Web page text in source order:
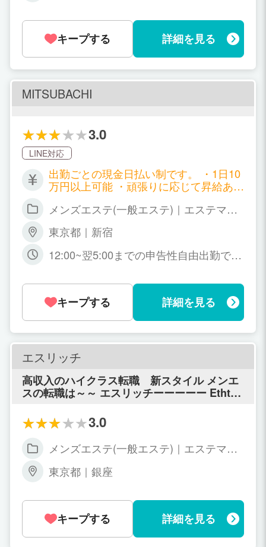
キープする 詳細を見る
MITSUBACHI
3.0
LINE対応
出勤ごとの現金日払い制です。 ・1日10
万円以上可能 ・頑張りに応じて昇給あり
メンズエステ(一般エステ)｜エステマッ
東京都｜新宿
12:00~翌5:00までの申告性自由出勤で
キープする
詳細を見る
エスリッチ
高収入のハイクラス転職 新スタイル メンエ
スの転職は～～ エスリッチーーーーー Ethte
3.0
メンズエステ(一般エステ)｜エステマッ
東京都｜銀座
キープする 詳細を見る